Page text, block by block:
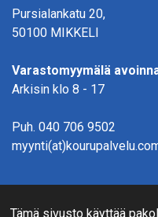
Tämä sivusto käyttää
Pursialankatu 20,
50100 MIKKELI
Varastomyymälä
Arkisin klo 8 - 17
Puh. 040 706 9502